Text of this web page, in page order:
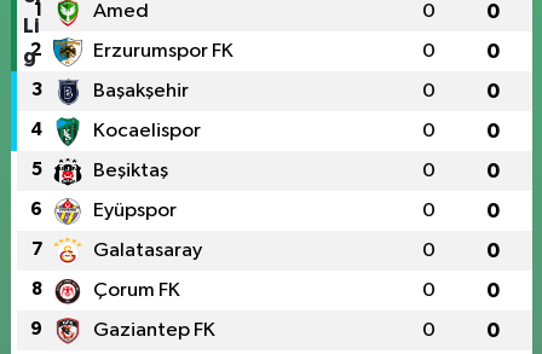
1 Amed 0 0
2 Erzurumspor FK 0 0
3 Başakşehir 0 0
4 Kocaelispor 0 0
5 Beşiktaş 0 0
6 Eyüpspor 0 0
7 Galatasaray 0 0
8 Çorum FK 0 0
9 Gaziantep FK 0 0